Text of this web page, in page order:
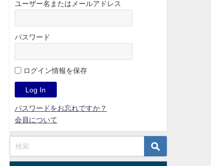
ユーザー名またはメールアドレス
パスワード
ログイン情報を保存
パスワードをお忘れですか？
会員について